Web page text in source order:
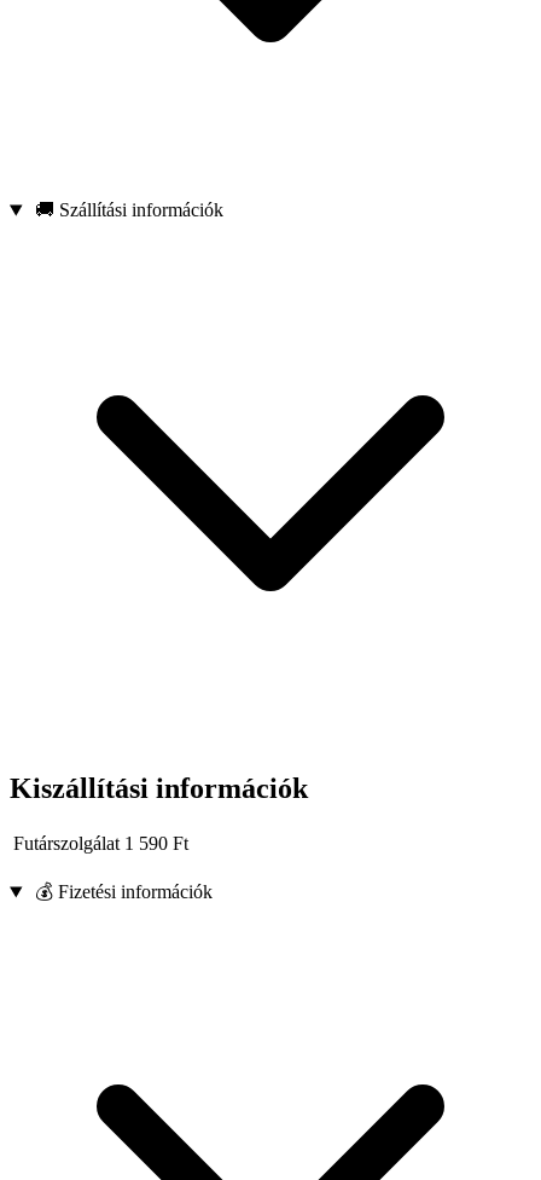
🚚 Szállítási információk
Kiszállítási információk
Futárszolgálat 1 590 Ft
💰 Fizetési információk